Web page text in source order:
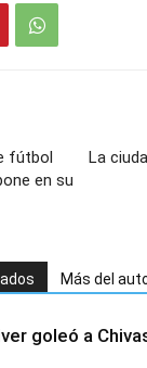
fútbol
en su
La
Más del
goleó a